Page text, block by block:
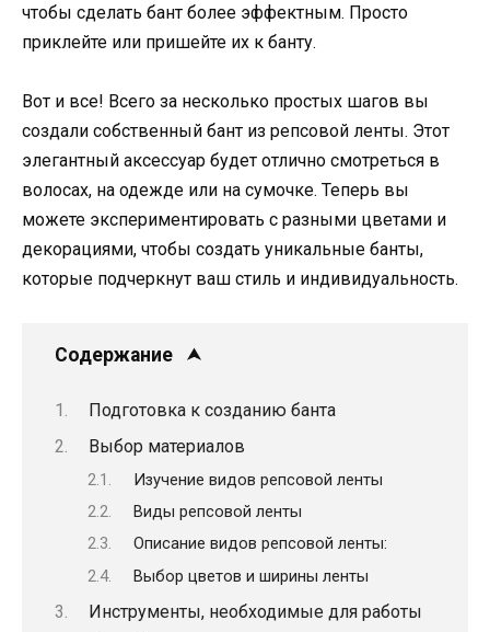
чтобы сделать бант более эффектным. Просто
приклейте или пришейте их к банту.
Вот и все! Всего за несколько простых шагов вы
создали собственный бант из репсовой ленты. Этот
элегантный аксессуар будет отлично смотреться в
волосах, на одежде или на сумочке. Теперь вы
можете экспериментировать с разными цветами и
декорациями, чтобы создать уникальные банты,
которые подчеркнут ваш стиль и индивидуальность.
Содержание
Подготовка к созданию банта
Выбор материалов
Изучение видов репсовой ленты
Виды репсовой ленты
Описание видов репсовой ленты:
Выбор цветов и ширины ленты
Инструменты, необходимые для работы